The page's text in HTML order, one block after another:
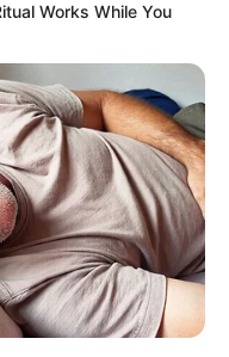
Works While You